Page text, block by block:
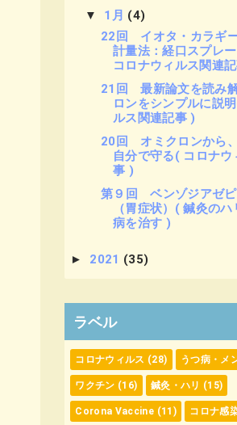
▼ 1月 (4)
22回 イオタ・カラギ
計量法：経口スプレ
コロナウィルス関連
21回 最新論文を読み
ロンをシンプルに説
ルス関連記事 )
20回 オミクロンから
自分で守る( コロナウ
事 )
第９回 ベンゾジアゼピ
（胃症状）( 鍼灸の
病を治す )
► 2021 (35)
ラベル
コロナウィルス (28) うつ病・メ
ワクチン (16) 鍼灸・ハリ (15)
Corona Vaccine (11) コロナ感